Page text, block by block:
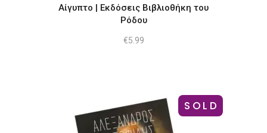
Αίγυπτο | Εκδόσεις Βιβλιοθήκη του
Ρόδου
€5.99
SOLD